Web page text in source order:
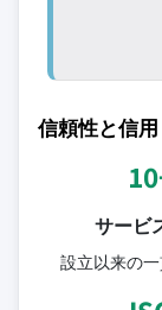
信頼性と信用
サービ
設立以来の